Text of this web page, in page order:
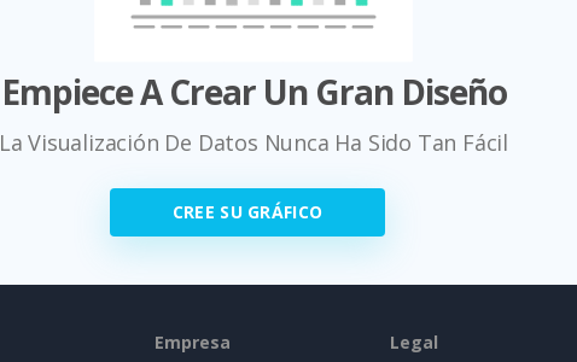
Empiece A Crear Un Gran Diseño
La Visualización De Datos Nunca Ha Sido Tan Fácil
CREE SU GRÁFICO
Empresa Legal